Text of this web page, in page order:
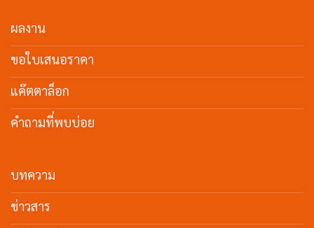
ผลงาน
ขอใบเสนอราคา
แค๊ตตาล็อก
คำถามที่พบบ่อย
บทความ
ข่าวสาร